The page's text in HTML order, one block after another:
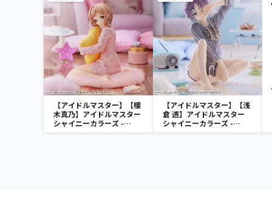
【アイドルマスター】【櫻
木真乃】アイドルマスター
シャイニーカラーズ -
Relax time-櫻木真乃
【アイドルマスター】【浅
倉 透】アイドルマスター
シャイニーカラーズ -
Relax time-浅倉 透